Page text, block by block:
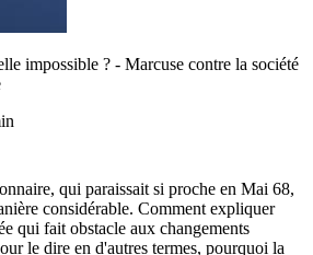
impossible ? - Marcuse contre la société
qui paraissait si proche en Mai 68,
considérable. Comment expliquer
qui fait obstacle aux changements
le dire en d'autres termes, pourquoi la